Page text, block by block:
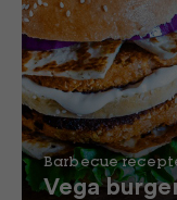
Barbecue
Vega